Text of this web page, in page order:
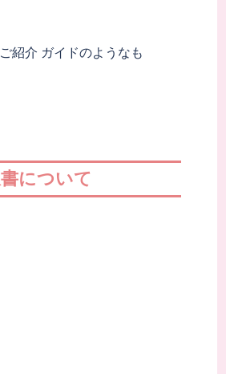
紹介 ガイドのようなも
について